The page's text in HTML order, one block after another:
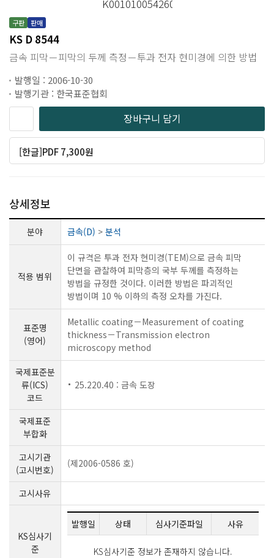
구판 판매
KS D 8544
금속 피막－피막의 두께 측정－투과 전자 현미경에 의한 방법
발행일 : 2006-10-30
발행기관 : 한국표준협회
장바구니 담기
[한글]PDF 7,300원
상세정보
분야 금속(D) > 분석
적용 범위
이 규격은 투과 전자 현미경(TEM)으로 금속 피막
단면을 관찰하여 피막층의 국부 두께를 측정하는
방법을 규정한 것이다. 이러한 방법은 파괴적인
방법이며 10 % 이하의 측정 오차를 가진다.
표준명
(영어)
Metallic coating－Measurement of coating
thickness－Transmission electron
microscopy method
국제표준분
류(ICS)
코드
25.220.40 : 금속 도장
국제표준
부합화
고시기관
(고시번호)
(제2006-0586 호)
고시사유
KS심사기
준
발행일 상태 심사기준파일 사유
KS심사기준 정보가 존재하지 않습니다.